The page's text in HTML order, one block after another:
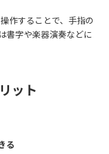
作することで、手指の
書字や楽器演奏などに
ット
る